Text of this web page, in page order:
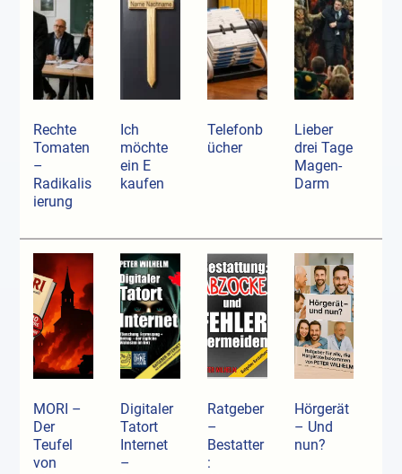
Rechte
Tomaten
–
Radikalis
ierung
Ich
möchte
ein E
kaufen
Telefonb
ücher
Lieber
drei Tage
Magen-
Darm
MORI –
Der
Teufel
von
Digitaler
Tatort
Internet
–
Ratgeber
–
Bestatter
:
Hörgerät
– Und
nun?